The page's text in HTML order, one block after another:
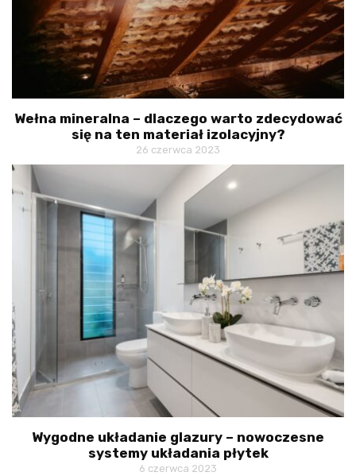
Wełna mineralna – dlaczego warto zdecydować
się na ten materiał izolacyjny?
26 czerwca 2023
Wygodne układanie glazury – nowoczesne
systemy układania płytek
6 czerwca 2023